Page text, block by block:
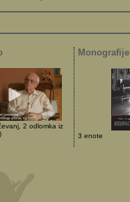
2 odlomka iz
Monografije
3 enote